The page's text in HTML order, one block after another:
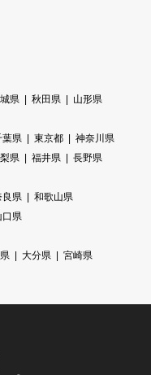
県 秋田県
山形県
葉県 東京都
神奈川県
県 福井県
長野県
良県
和歌山県
口県
大分県
宮崎県